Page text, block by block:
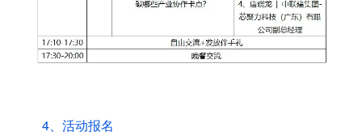
4、活动报名